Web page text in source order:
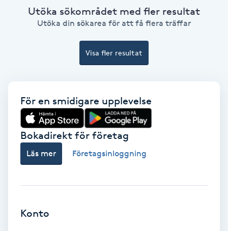
Färgning
Gelenaglar
Gellack
Utöka sökområdet med fler resultat
Utöka din sökarea för att få flera träffar
Visa fler resultat
För en smidigare upplevelse
Bokadirekt för företag
Läs mer Företagsinloggning
Konto